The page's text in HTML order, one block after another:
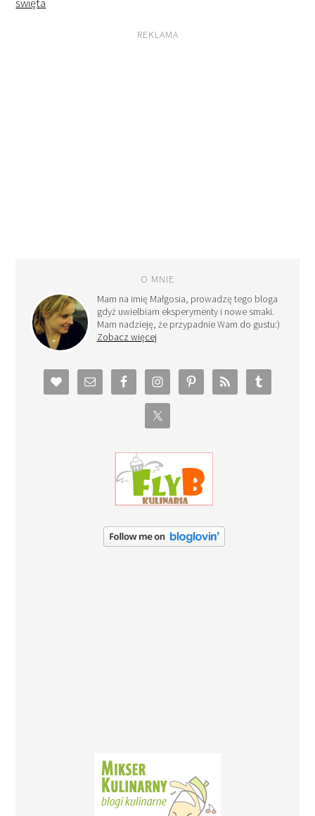
święta
REKLAMA
O MNIE
Mam na imię Małgosia, prowadzę tego bloga
gdyż uwielbiam eksperymenty i nowe smaki.
Mam nadzieję, że przypadnie Wam do gustu:)
Zobacz więcej